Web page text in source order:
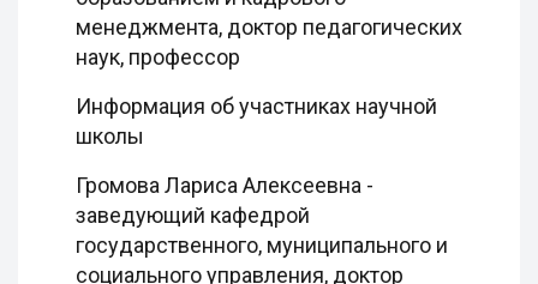
менеджмента, доктор педагогических
наук, профессор
Информация об участниках научной
школы
Громова Лариса Алексеевна -
заведующий кафедрой
государственного, муниципального и
социального управления, доктор